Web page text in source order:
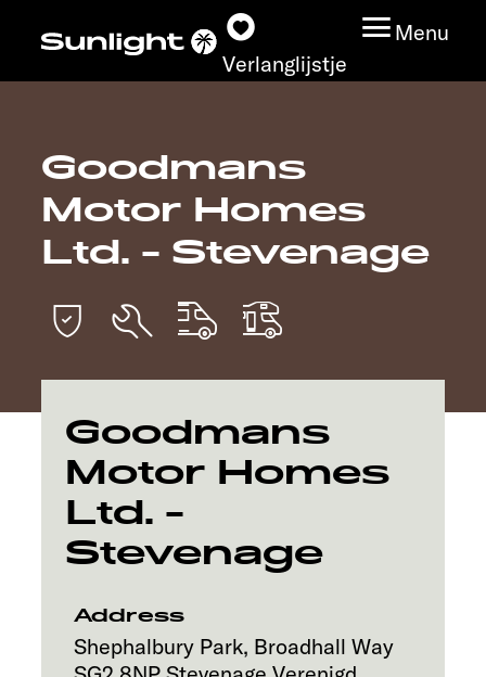
Verlanglijstje
Menu
Modeloverzicht
Configurator
Vind jouw Sunlight
Ontdek
Service
Goodmans
Motor Homes
Ltd. - Stevenage
Goodmans
Motor Homes
Ltd. -
Stevenage
Address
Shephalbury Park, Broadhall Way